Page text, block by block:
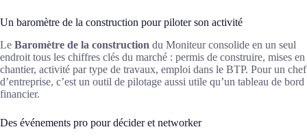
Un baromètre de la construction pour piloter son activité
Le Baromètre de la construction du Moniteur consolide en un seul
endroit tous les chiffres clés du marché : permis de construire, mises en
chantier, activité par type de travaux, emploi dans le BTP. Pour un chef
d’entreprise, c’est un outil de pilotage aussi utile qu’un tableau de bord
financier.
Des événements pro pour décider et networker